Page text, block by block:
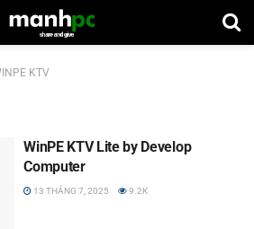
KTV
WinPE KTV Lite by Develop
Computer
13 THÁNG 7, 2025 9.2K